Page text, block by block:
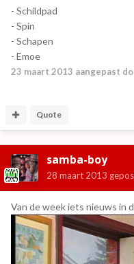
- Schildpad
- Spin
- Schapen
- Emoe
23 maart 2013 aangepast
Quote
samba-boy
28 maart 2013
Van de week iets nieuws in